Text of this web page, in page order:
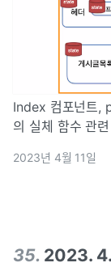
Index 컴포넌트, props, data, prev, el, graphql-variables
의 실체 함수 관
fetchPolicy Recoi
2023년 4월 11일
35. 2023.